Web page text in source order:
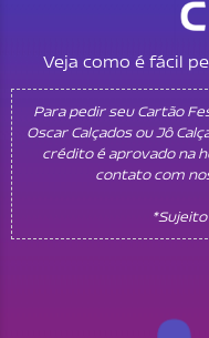
Veja como é fácil
Para pedir seu Cartão
Oscar Calçados ou Jô
crédito é aprovado na
contato com